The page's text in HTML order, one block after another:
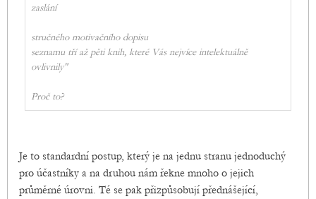
zaslání
stručného motivačního dopisu
seznamu tří až pěti knih, které Vás nejvíce intelektuálně
ovlivnily"
Proč to?
Je to standardní postup, který je na jednu stranu jednoduchý
pro účastníky a na druhou nám řekne mnoho o jejich
průměrné úrovni. Té se pak přizpůsobují přednášející,